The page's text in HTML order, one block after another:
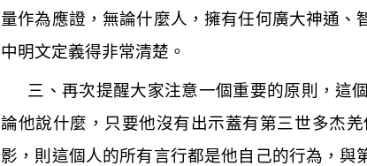
量作為應證，無論什麼人，擁有任何廣大神通
中明文定義得非常清楚。
三、再次提醒大家注意一個重要的原則，這
論他說什麼，只要他沒有出示蓋有第三世多杰
影，則這個人的所有言行都是他自己的行為，